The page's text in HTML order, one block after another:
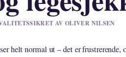
AV OLIVER NILSEN
helt normal ut – det er